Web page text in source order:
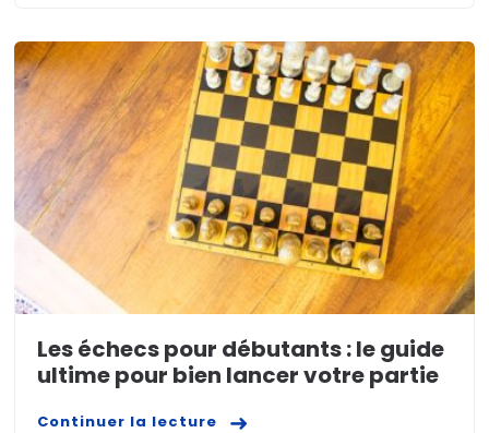
Les échecs pour débutants : le guide
ultime pour bien lancer votre partie
Continuer la lecture